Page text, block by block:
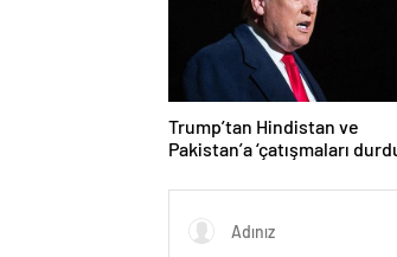
Trump’tan Hindistan ve
Pakistan’a ‘çatışmaları